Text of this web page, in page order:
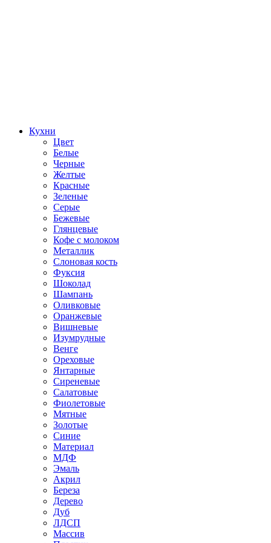
Кухни
Цвет
Белые
Черные
Желтые
Красные
Зеленые
Серые
Бежевые
Глянцевые
Кофе с молоком
Металлик
Слоновая кость
Фуксия
Шоколад
Шампань
Оливковые
Оранжевые
Вишневые
Изумрудные
Венге
Ореховые
Янтарные
Сиреневые
Салатовые
Фиолетовые
Мятные
Золотые
Синие
Материал
МДФ
Эмаль
Акрил
Береза
Дерево
Дуб
ЛДСП
Массив